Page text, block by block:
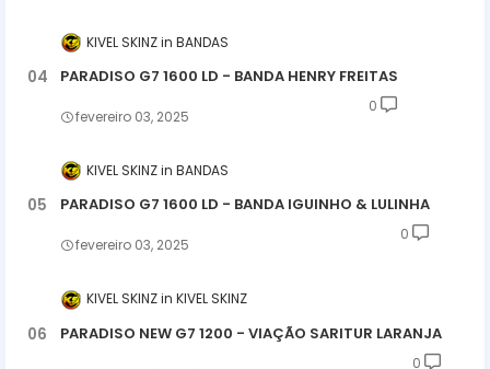
KIVEL SKINZ BANDAS
PARADISO G7 1600 LD - BANDA HENRY FREITAS
fevereiro 03, 2025
0
KIVEL SKINZ BANDAS
PARADISO G7 1600 LD - BANDA IGUINHO & LULINHA
fevereiro 03, 2025
0
KIVEL SKINZ KIVEL SKINZ
PARADISO NEW G7 1200 - VIAÇÃO SARITUR LARANJA
0